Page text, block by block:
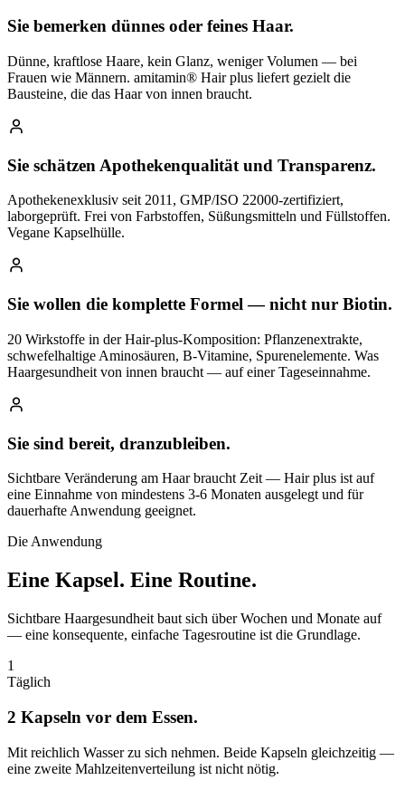
Sie bemerken dünnes oder feines Haar.
Dünne, kraftlose Haare, kein Glanz, weniger Volumen — bei
Frauen wie Männern. amitamin® Hair plus liefert gezielt die
Bausteine, die das Haar von innen braucht.
Sie schätzen Apothekenqualität und Transparenz.
Apothekenexklusiv seit 2011, GMP/ISO 22000-zertifiziert,
laborgeprüft. Frei von Farbstoffen, Süßungsmitteln und Füllstoffen.
Vegane Kapselhülle.
Sie wollen die komplette Formel — nicht nur Biotin.
20 Wirkstoffe in der Hair-plus-Komposition: Pflanzenextrakte,
schwefelhaltige Aminosäuren, B-Vitamine, Spurenelemente. Was
Haargesundheit von innen braucht — auf einer Tageseinnahme.
Sie sind bereit, dranzubleiben.
Sichtbare Veränderung am Haar braucht Zeit — Hair plus ist auf
eine Einnahme von mindestens 3-6 Monaten ausgelegt und für
dauerhafte Anwendung geeignet.
Die Anwendung
Eine Kapsel. Eine Routine.
Sichtbare Haargesundheit baut sich über Wochen und Monate auf
— eine konsequente, einfache Tagesroutine ist die Grundlage.
1
Täglich
2 Kapseln vor dem Essen.
Mit reichlich Wasser zu sich nehmen. Beide Kapseln gleichzeitig —
eine zweite Mahlzeitenverteilung ist nicht nötig.